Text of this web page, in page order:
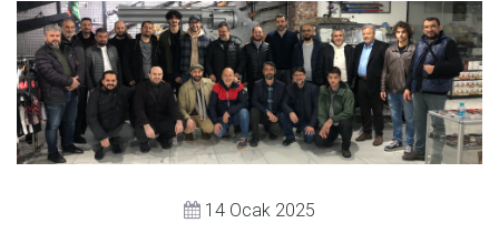
14 Ocak 2025